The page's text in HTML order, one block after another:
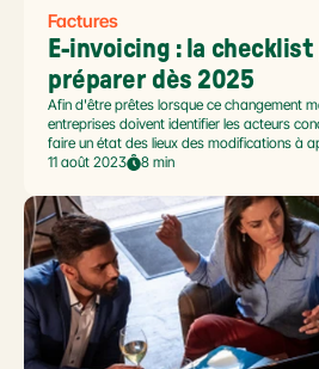
Factures
E-invoicing : la
préparer dès 2025
Afin d'être prêtes lorsque ce changement
entreprises doivent identifier les acteurs
faire un état des lieux des modifications à
processus de traitement des factures et
checklist conçue par Libeo.
11 août 2023 8 min